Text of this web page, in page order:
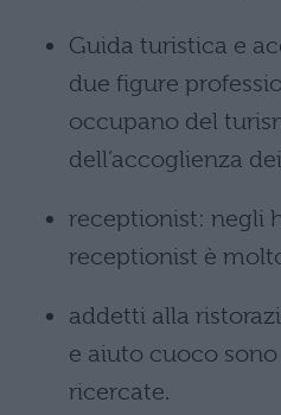
Guida turistica e
due figure
occupano del
dell’accoglienza
receptionist: negli
receptionist è
addetti alla
e aiuto cuoco
ricercate.